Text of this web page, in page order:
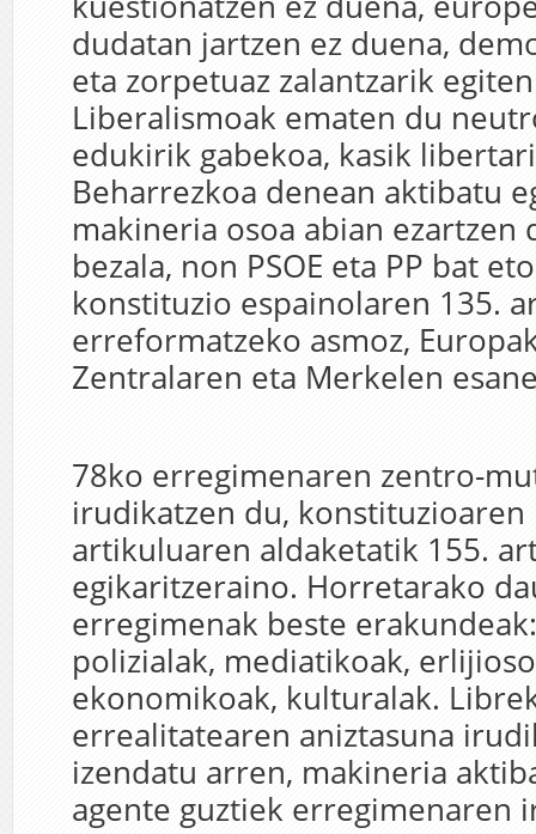
dudatan jartzen ez duena,
eta zorpetuaz zalantzarik
Liberalismoak ematen du
edukirik gabekoa, kasik
Beharrezkoa denean aktibatu
makineria osoa abian ezartzen
bezala, non PSOE eta PP bat
konstituzio espainolaren 135.
erreformatzeko asmoz,
Zentralaren eta Merkelen
78ko erregimenaren zentro-
irudikatzen du, konstituzioaren
artikuluaren aldaketatik 155.
egikaritzeraino. Horretarako
erregimenak beste
polizialak, mediatikoak,
ekonomikoak, kulturalak.
errealitatearen aniztasuna
izendatu arren, makineria
agente guztiek erregimenaren